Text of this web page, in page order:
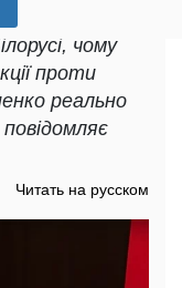
що
чому
проти
реально
Читать на русском